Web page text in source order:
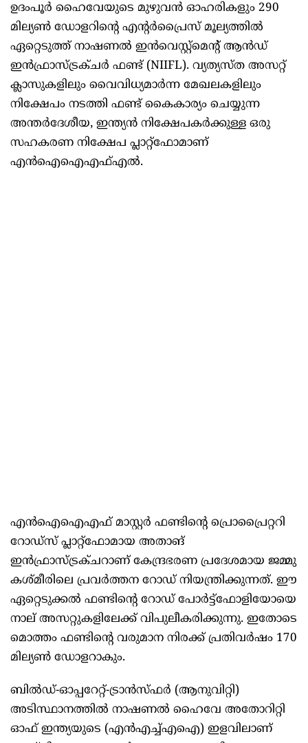
ഉദംപൂർ ഹൈവേയുടെ മുഴുവൻ ഓഹരികളും 290
മില്യൺ ഡോളറിന്റെ എന്റർപ്രൈസ് മൂല്യത്തിൽ
ഏറ്റെടുത്ത് നാഷണൽ ഇൻവെസ്റ്റ്‌മെന്റ് ആൻഡ്
ഇൻഫ്രാസ്ട്രക്ചർ ഫണ്ട് (NIIFL). വ്യത്യസ്ത അസറ്റ്
ക്ലാസുകളിലും വൈവിധ്യമാർന്ന മേഖലകളിലും
നിക്ഷേപം നടത്തി ഫണ്ട് കൈകാര്യം ചെയ്യുന്ന
അന്തർദേശീയ, ഇന്ത്യൻ നിക്ഷേപകർക്കുള്ള ഒരു
സഹകരണ നിക്ഷേപ പ്ലാറ്റ്‌ഫോമാണ്
എൻഐഐഎഫ്എൽ.
എൻഐഐഎഫ് മാസ്റ്റർ ഫണ്ടിന്റെ പ്രൊപ്രൈറ്ററി
റോഡ്‌സ് പ്ലാറ്റ്‌ഫോമായ അതാങ്
ഇൻഫ്രാസ്ട്രക്ചറാണ് കേന്ദ്രഭരണ പ്രദേശമായ ജമ്മു
കശ്മീരിലെ പ്രവർത്തന റോഡ് നിയന്ത്രിക്കുന്നത്. ഈ
ഏറ്റെടുക്കൽ ഫണ്ടിന്റെ റോഡ് പോർട്ട്‌ഫോളിയോയെ
നാല് അസറ്റുകളിലേക്ക് വിപുലീകരിക്കുന്നു. ഇതോടെ
മൊത്തം ഫണ്ടിന്റെ വരുമാന നിരക്ക് പ്രതിവർഷം 170
മില്യൺ ഡോളറാകും.
ബിൽഡ്-ഓപ്പറേറ്റ്-ട്രാൻസ്ഫർ (ആനുവിറ്റി)
അടിസ്ഥാനത്തിൽ നാഷണൽ ഹൈവേ അതോറിറ്റി
ഓഫ് ഇന്ത്യയുടെ (എൻഎച്ച്എഐ) ഇളവിലാണ്